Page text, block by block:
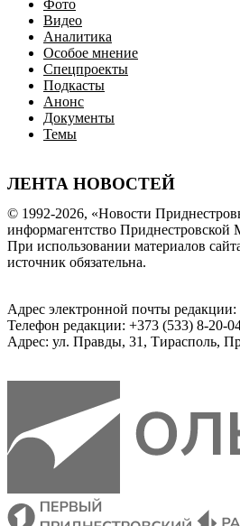
Фото
Видео
Аналитика
Особое мнение
Спецпроекты
Подкасты
Анонс
Документы
Темы
ЛЕНТА НОВОСТЕЙ
© 1992-2026, «Новости
информагентство Приднестровской
При использовании материалов
источник обязательна.
Адрес электронной почты редакции:
Телефон редакции: +373 (533) 8-20-
Адрес: ул. Правды, 31, Тирасполь,